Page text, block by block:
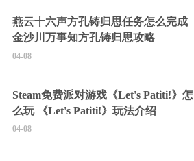
燕云十六声方孔铸归思任务怎么完成
金沙川万事知方孔铸归思攻略
04-08
Steam免费派对游戏《Let's Patiti!》怎
么玩 《Let's Patiti!》玩法介绍
04-08